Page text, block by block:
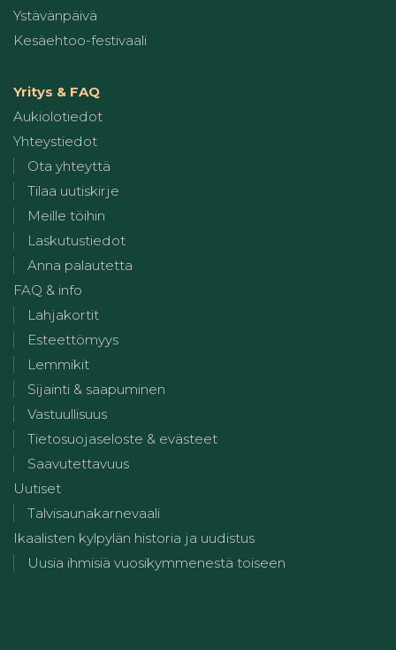
Ystävänpäivä
Kesäehtoo-festivaali
Yritys & FAQ
Aukiolotiedot
Yhteystiedot
Ota yhteyttä
Tilaa uutiskirje
Meille töihin
Laskutustiedot
Anna palautetta
FAQ & info
Lahjakortit
Esteettömyys
Lemmikit
Sijainti & saapuminen
Vastuullisuus
Tietosuojaseloste & evästeet
Saavutettavuus
Uutiset
Talvisaunakarnevaali
Ikaalisten kylpylän historia ja uudistus
Uusia ihmisiä vuosikymmenestä toiseen